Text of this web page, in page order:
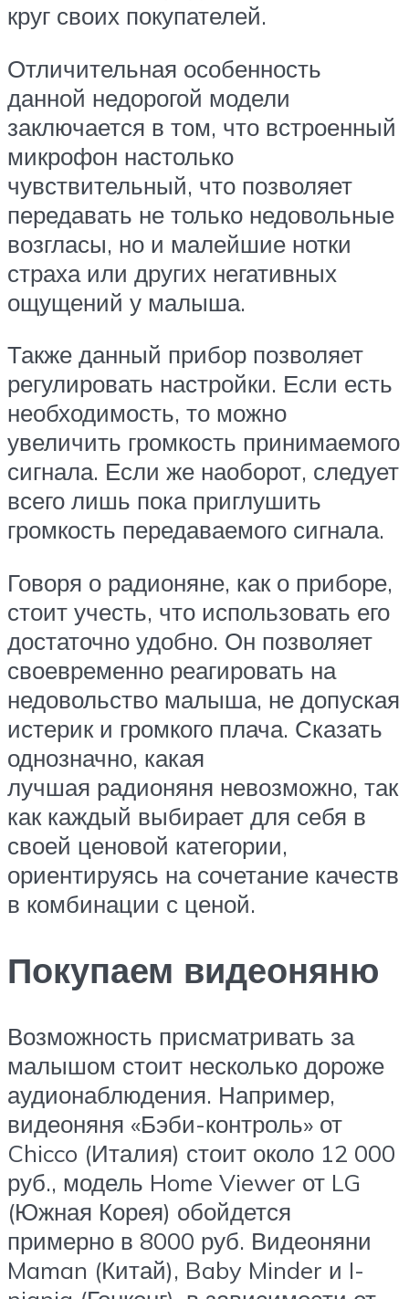
круг своих покупателей.
Отличительная особенность
данной недорогой модели
заключается в том, что встроенный
микрофон настолько
чувствительный, что позволяет
передавать не только недовольные
возгласы, но и малейшие нотки
страха или других негативных
ощущений у малыша.
Также данный прибор позволяет
регулировать настройки. Если есть
необходимость, то можно
увеличить громкость принимаемого
сигнала. Если же наоборот, следует
всего лишь пока приглушить
громкость передаваемого сигнала.
Говоря о радионяне, как о приборе,
стоит учесть, что использовать его
достаточно удобно. Он позволяет
своевременно реагировать на
недовольство малыша, не допуская
истерик и громкого плача. Сказать
однозначно, какая
лучшая радионяня невозможно, так
как каждый выбирает для себя в
своей ценовой категории,
ориентируясь на сочетание качеств
в комбинации с ценой.
Покупаем видеоняню
Возможность присматривать за
малышом стоит несколько дороже
аудионаблюдения. Например,
видеоняня «Бэби-контроль» от
Chicco (Италия) стоит около 12 000
руб., модель Home Viewer от LG
(Южная Корея) обойдется
примерно в 8000 руб. Видеоняни
Maman (Китай), Baby Minder и I-